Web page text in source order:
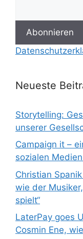
Neueste
Storytelling:
unserer
Campaign it –
sozialen
Christian
wie der
spielt“
LaterPay goes
Cosmin Ene,